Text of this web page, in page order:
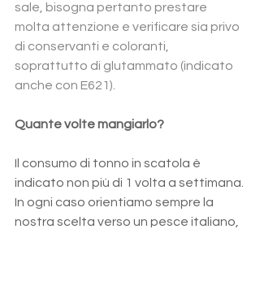
sale, bisogna pertanto prestare
molta attenzione e verificare sia privo
di conservanti e coloranti,
soprattutto di glutammato (indicato
anche con E621).
Quante volte mangiarlo?
Il consumo di tonno in scatola è
indicato non più di 1 volta a settimana.
In ogni caso orientiamo sempre la
nostra scelta verso un pesce italiano,